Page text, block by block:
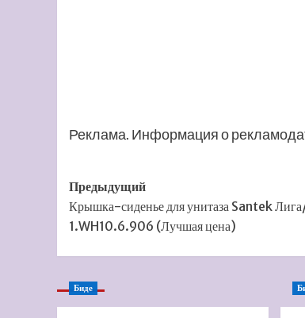
Реклама. Информация о
Навигация
записи
Предыдущий
Крышка-сиденье для унитаза Santek
1.WH10.6.906 (Лучшая цена)
Биде